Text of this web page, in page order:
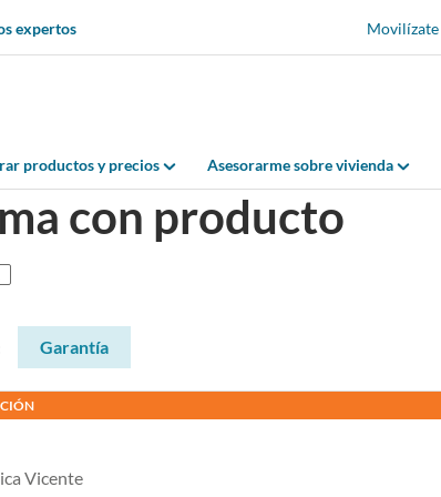
expertos Movilízate
productos y precios Asesorarme sobre vivienda
con producto
Garantía
Vicente